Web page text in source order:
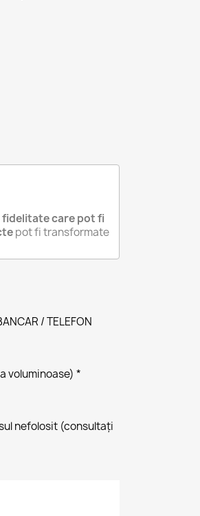
care pot fi
pot fi transformate
/ TELEFON
voluminoase) *
nefolosit (consultați